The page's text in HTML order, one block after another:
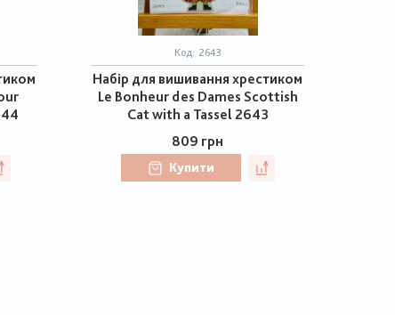
Код: 2643
Набір для вишивання хрестиком
Le Bonheur des Dames Scottish
Cat with a Tassel 2643
809 грн
Купити